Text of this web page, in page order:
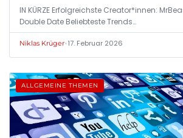
IN KÜRZE Erfolgreichste Creator*innen:
Double Date Beliebteste Trends…
Niklas Krüger•17. Februar 2026
ALLGEMEINE THEMEN